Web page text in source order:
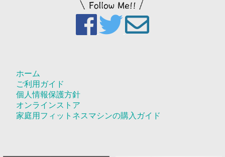
ホーム
ご利用ガイド
個人情報保護方針
オンラインストア
家庭用フィットネスマシンの購入ガイド